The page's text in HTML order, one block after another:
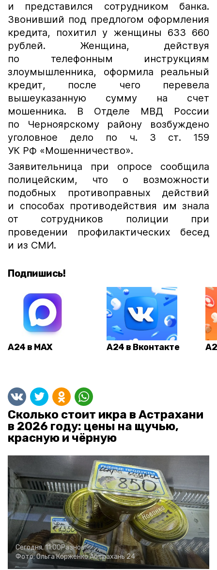
и представился сотрудником банка.
Звонивший под предлогом оформления
кредита, похитил у женщины 633 660
рублей. Женщина, действуя
по телефонным инструкциям
злоумышленника, оформила реальный
кредит, после чего перевела
вышеуказанную сумму на счет
мошенника. В Отделе МВД России
по Черноярскому району возбуждено
уголовное дело по ч. 3 ст. 159
УК РФ «Мошенничество».
Заявительница при опросе сообщила
полицейским, что о возможности
подобных противоправных действий
и способах противодействия им знала
от сотрудников полиции при
проведении профилактических бесед
и из СМИ.
Подпишись!
А24 в MAX А24 в Вконтакте
Сколько стоит икра в Астрахани
в 2026 году: цены на щучью,
красную и чёрную
Сегодня, 11:00Разное
Фото:Ольга КорженкоАстрахань 24